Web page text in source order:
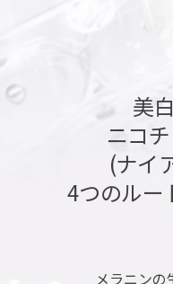
美白
ニコ
(ナイ
4つのルー
メラニンの